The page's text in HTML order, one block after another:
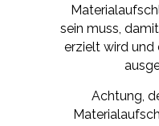
sein muss,
erzielt wird und
Achtung,